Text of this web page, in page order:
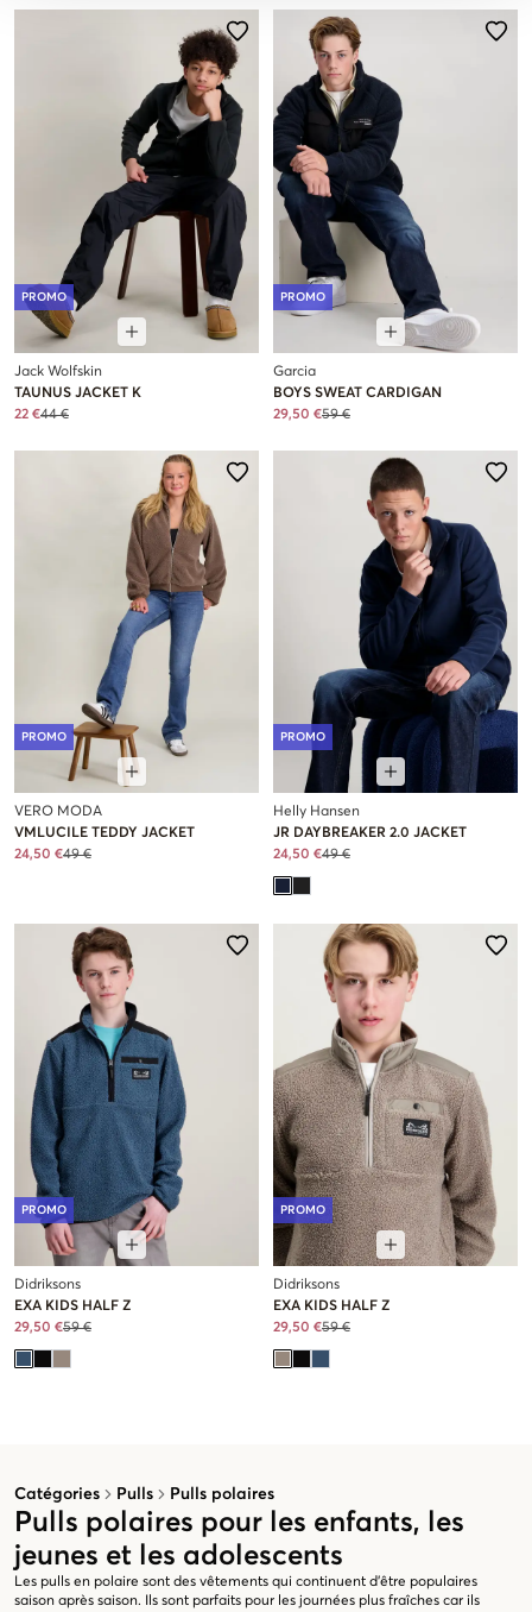
Catégories Pulls Pulls polaires
Pulls polaires pour les enfants, les
jeunes et les adolescents
Les pulls en polaire sont des vêtements qui continuent d'être populaires
saison après saison. Ils sont parfaits pour les journées plus fraîches car ils
PROMO
Jack Wolfskin
TAUNUS JACKET K
22 €44 €
PROMO
Garcia
BOYS SWEAT CARDIGAN
29,50 €59 €
PROMO
VERO MODA
VMLUCILE TEDDY JACKET
24,50 €49 €
PROMO
Helly Hansen
JR DAYBREAKER 2.0 JACKET
24,50 €49 €
PROMO
Didriksons
EXA KIDS HALF Z
29,50 €59 €
PROMO
Didriksons
EXA KIDS HALF Z
29,50 €59 €